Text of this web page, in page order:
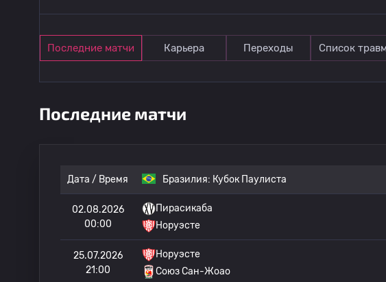
Последние матчи Карьера Переходы Список травм
Последние матчи
Дата / Время Бразилия: Кубок Паулиста
02.08.2026
00:00
Пирасикаба
Норуэсте
25.07.2026
21:00
Норуэсте
Союз Сан-Жоао